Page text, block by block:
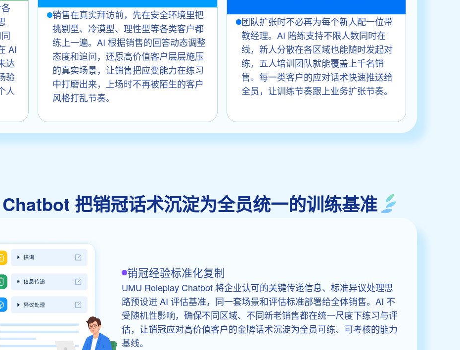
AI
达
验
人
销售在真实拜访前，先在安全环境里把
挑剔型、冷漠型、理性型等各类客户都
练上一遍。AI 根据销售的回答动态调整
态度和追问，还原高价值客户层层施压
的真实场景，让销售把应变能力在练习
中打磨出来，上场时不再被陌生的客户
风格打乱节奏。
团队扩张时不必再为每个新人配一位带
教经理。AI 陪练支持不限人数同时在
线，新人分散在各区域也能随时发起对
练，五人培训团队就能覆盖上千名销
售。每一类客户的应对话术快速推送给
全员，让训练节奏跟上业务扩张节奏。
把销冠话术沉淀为全员统一的训练基准
销冠经验标准化复制
UMU Roleplay Chatbot 将企业认可的关键传递信息、标准异议处理思
路预设进 AI 评估基准，同一套场景和评估标准部署给全体销售。AI 不
受随机性影响，确保不同区域、不同新老销售都在统一尺度下练习与评
估，让销冠应对高价值客户的金牌话术沉淀为全员可练、可考核的能力
基线。